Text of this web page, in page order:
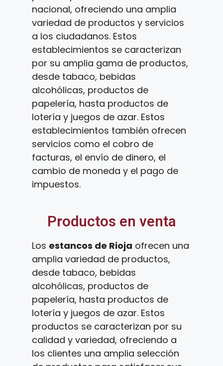
nacional, ofreciendo una amplia
variedad de productos y servicios
a los ciudadanos. Estos
establecimientos se caracterizan
por su amplia gama de productos,
desde tabaco, bebidas
alcohólicas, productos de
papelería, hasta productos de
lotería y juegos de azar. Estos
establecimientos también ofrecen
servicios como el cobro de
facturas, el envío de dinero, el
cambio de moneda y el pago de
impuestos.
Productos en venta
Los estancos de Rioja ofrecen una
amplia variedad de productos,
desde tabaco, bebidas
alcohólicas, productos de
papelería, hasta productos de
lotería y juegos de azar. Estos
productos se caracterizan por su
calidad y variedad, ofreciendo a
los clientes una amplia selección